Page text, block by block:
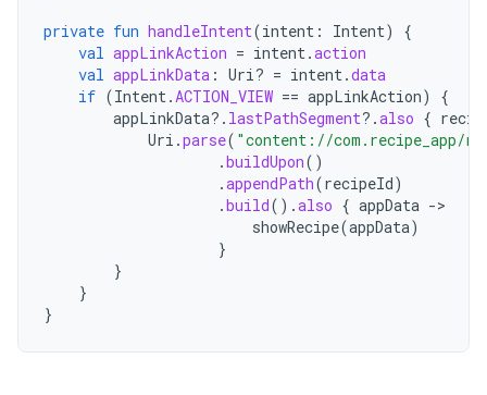
private fun handleIntent(intent : Intent)
{
val appLinkAction = intent.action
val appLinkData : Uri? = intent.data
if (Intent.ACTION_VIEW == appLinkAction)
{
appLinkData?. lastPathSegment?.also {
Uri .parse( "content://com.recipe_app/
.buildUpon()
.appendPath(recipeId)
.build().also { appData -
showRecipe(appData)
}
}
}
}